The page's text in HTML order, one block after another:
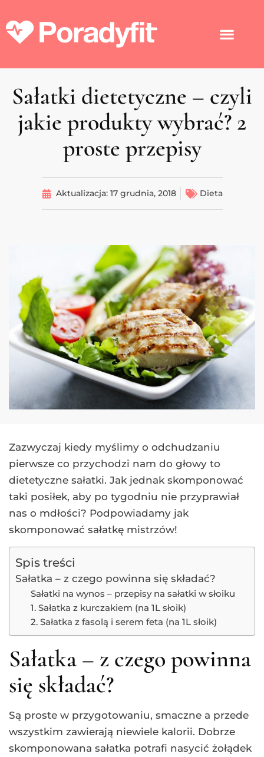
Sałatki dietetyczne – czyli
jakie produkty wybrać? 2
proste przepisy
Aktualizacja: 17 grudnia, 2018 Dieta
Zazwyczaj kiedy myślimy o odchudzaniu
pierwsze co przychodzi nam do głowy to
dietetyczne sałatki. Jak jednak skomponować
taki posiłek, aby po tygodniu nie przyprawiał
nas o mdłości? Podpowiadamy jak
skomponować sałatkę mistrzów!
Spis treści
Sałatka – z czego powinna się składać?
Sałatki na wynos – przepisy na sałatki w słoiku
1. Sałatka z kurczakiem (na 1L słoik)
2. Sałatka z fasolą i serem feta (na 1L słoik)
Sałatka – z czego powinna
się składać?
Są proste w przygotowaniu, smaczne a przede
wszystkim zawierają niewiele kalorii. Dobrze
skomponowana sałatka potrafi nasycić żołądek